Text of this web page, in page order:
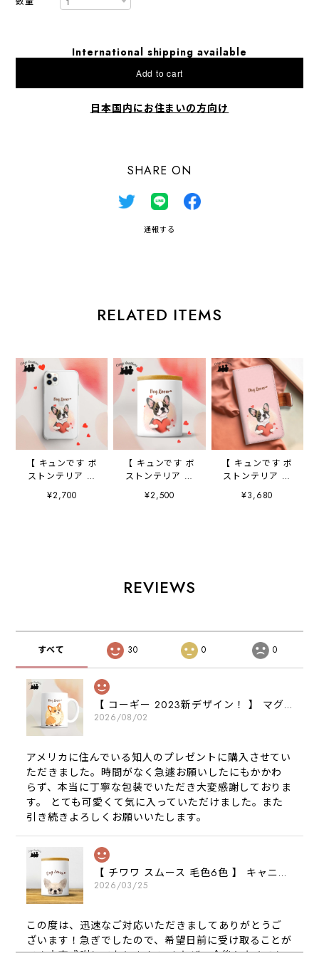
International shipping available
Add to cart
日本国内にお住まいの方向け
SHARE ON
通報する
RELATED ITEMS
【 キュンです ボ
ストンテリア 】
スマホケース ク
リアソフトケー
¥2,700
【 キュンです ボ
ストンテリア 】
キャニスター 保
存容器 お家用
¥2,500
【 キュンです ボ
ストンテリア 】
手帳 スマホケー
ス 犬 うちの
¥3,680
REVIEWS
すべて 30 0 0
【 コーギー 2023新デザイン！ 】 マグカップ お家用 プレゼント 犬 うちの子 犬グッズ ギフト
2026/08/02
アメリカに住んでいる知人のプレゼントに購入させてい
ただきました。時間がなく急遽お願いしたにもかかわ
らず、本当に丁寧な包装でいただき大変感謝しておりま
す。 とても可愛くて気に入っていただけました。また
引き続きよろしくお願いいたします。
【 チワワ スムース 毛色6色 】 キャニスター 保存容器 お家用 プレゼント 犬 ペット うちの子 犬グッズ
2026/03/25
この度は、迅速なご対応いただきましてありがとうご
ざいます！急ぎでしたので、希望日前に受け取ることが
でき大変感謝しております！ またぜひ今後ともよろし